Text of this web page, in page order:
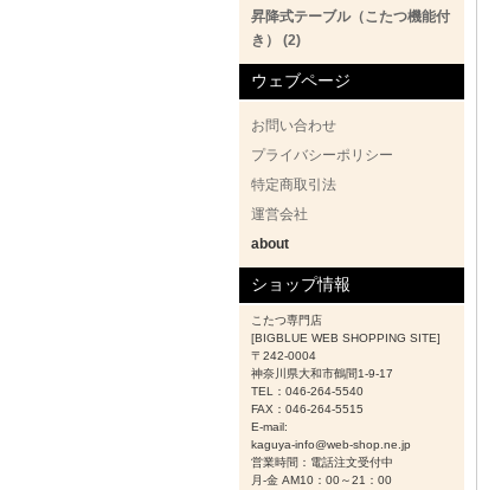
昇降式テーブル（こたつ機能付
き） (2)
ウェブページ
お問い合わせ
プライバシーポリシー
特定商取引法
運営会社
about
ショップ情報
こたつ専門店
[BIGBLUE WEB SHOPPING SITE]
〒242-0004
神奈川県大和市鶴間1-9-17
TEL：046-264-5540
FAX：046-264-5515
E-mail:
kaguya-info@web-shop.ne.jp
営業時間：電話注文受付中
月-金 AM10：00～21：00